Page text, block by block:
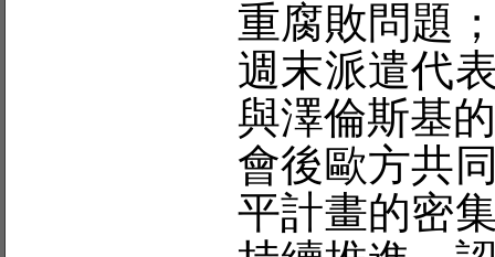
重腐敗問題
週末派遣代
與澤倫斯基
會後歐方共
平計畫的密